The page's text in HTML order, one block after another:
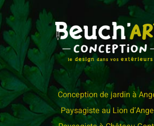
Conception de jardin à
Paysagiste au Lion